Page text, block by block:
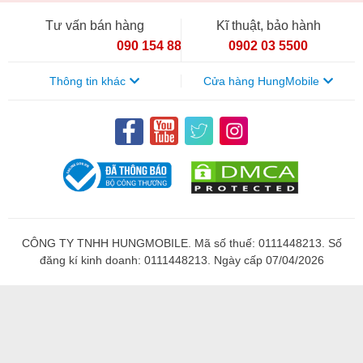
nặng thì có vẻ hơi quá sức của con chip này. Máy sử dụng
hệ điều hành Android 12 và giao diện MIUI 14.
Tư vấn bán hàng
090 154 8866
Kĩ thuật, bảo hành
0902 03 5500
Thông tin khác Cửa hàng HungMobile
CÔNG TY TNHH HUNGMOBILE. Mã số thuế: 0111448213. Số
đăng kí kinh doanh: 0111448213. Ngày cấp 07/04/2026